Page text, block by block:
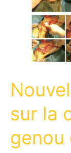
sur la
genou